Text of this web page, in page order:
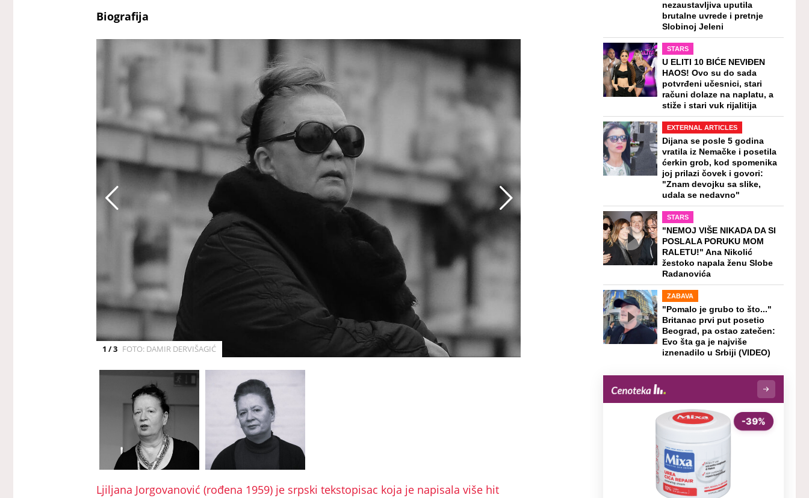
Biografija
1 / 3 FOTO: DAMIR DERVIŠAGIĆ
Ljiljana Jorgovanović (rođena 1959) je srpski tekstopisac koja je napisala više hit
nezaustavljiva uputila
brutalne uvrede i pretnje
Slobinoj Jeleni
STARS
U ELITI 10 BIĆE NEVIĐEN
HAOS! Ovo su do sada
potvrđeni učesnici, stari
računi dolaze na naplatu, a
stiže i stari vuk rijalitija
EXTERNAL ARTICLES
Dijana se posle 5 godina
vratila iz Nemačke i posetila
ćerkin grob, kod spomenika
joj prilazi čovek i govori:
"Znam devojku sa slike,
udala se nedavno"
STARS
"NEMOJ VIŠE NIKADA DA SI
POSLALA PORUKU MOM
RALETU!" Ana Nikolić
žestoko napala ženu Slobe
Radanovića
ZABAVA
"Pomalo je grubo to što..."
Britanac prvi put posetio
Beograd, pa ostao zatečen:
Evo šta ga je najviše
iznenadilo u Srbiji (VIDEO)